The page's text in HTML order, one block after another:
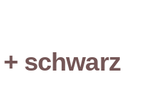
schwarz